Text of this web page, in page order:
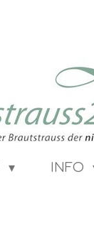
INFO